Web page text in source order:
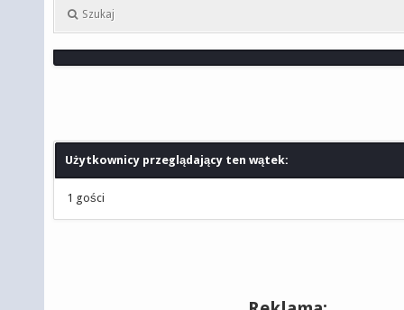
Szukaj
Użytkownicy przeglądający ten wątek:
1 gości